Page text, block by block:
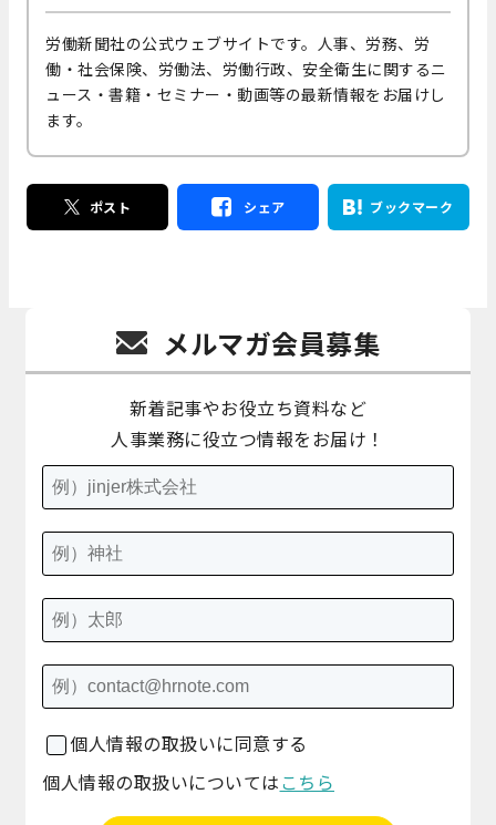
労働新聞社の公式ウェブサイトです。人事、労務、労
働・社会保険、労働法、労働行政、安全衛生に関するニ
ュース・書籍・セミナー・動画等の最新情報をお届けし
ます。
ポスト シェア ブックマーク
メルマガ会員募集
新着記事やお役立ち資料など
人事業務に役立つ情報をお届け！
個人情報の取扱いに同意する
個人情報の取扱いについては こちら